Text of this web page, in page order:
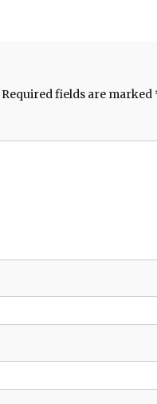
Required fields are marked